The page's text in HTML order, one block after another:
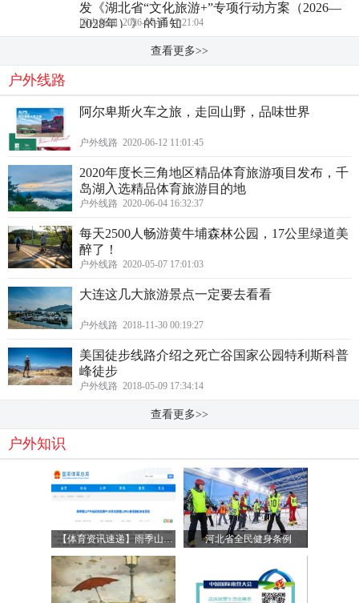
发《湖北省“文化旅游+”专项行动方案（2026—
2028年）》的通知
国内新闻 2026-07-10 17:21:04
查看更多>>
户外线路
阿尔卑斯火车之旅，走回山野，品味世界
户外线路 2020-06-12 11:01:45
2020年度长三角地区精品体育旅游项目发布，千
岛湖入选精品体育旅游目的地
户外线路 2020-06-04 16:32:37
每天2500人畅游黄牛埔森林公园，17公里绿道美
醉了！
户外线路 2020-05-07 17:01:03
大连这几大旅游景点一定要去看看
户外线路 2018-11-30 00:19:27
美国徒步线路介绍之死亡谷国家公园特利斯科普
峰徒步
户外线路 2018-05-09 17:34:14
查看更多>>
户外知识
【体育资讯速递】雨季山地 / 露营户外安全通知 河北省全民健身条例